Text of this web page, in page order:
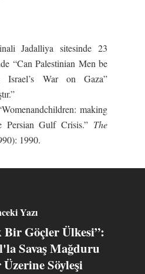
Jadalliya sitesinde 23
“Can Palestinian Men be
Israel’s War on Gaza”
making
Persian Gulf Crisis.” The
1990.
Yazı
Göçler Ülkesi”:
Savaş Mağduru
Söyleşi